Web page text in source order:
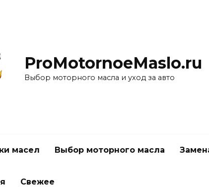
ProMotornoeMaslo.ru
Выбор моторного масла и уход за авто
масел Выбор моторного масла
Свежее